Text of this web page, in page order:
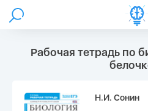
Рабочая тетрадь по
Н.И. Сонин